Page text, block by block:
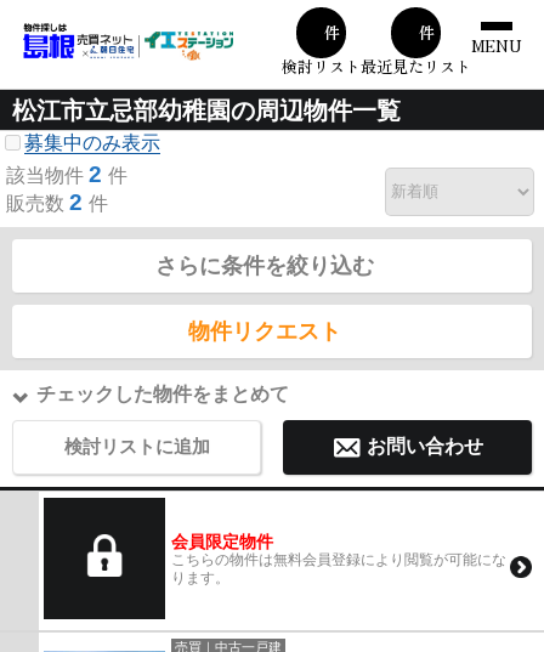
00件
検討リスト
00件
最近見たリスト
MENU
松江市立忌部幼稚園の周辺物件一覧
募集中のみ表示
該当物件 2 件
販売数 2 件
さらに条件を絞り込む
物件リクエスト
チェックした物件をまとめて
検討リストに追加 お問い合わせ
会員限定物件
こちらの物件は無料会員登録により閲覧が可能にな
ります。
売買｜中古一戸建